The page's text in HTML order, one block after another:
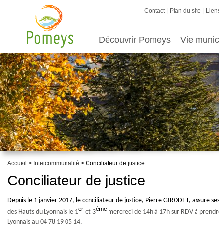
Contact Plan du site
Découvrir Pomeys Vie
Accueil > Intercommunalité > Conciliateur de justice
Conciliateur de justice
Depuis le 1 janvier 2017, le conciliateur de justice, Pierre GIRODET, assure
des Hauts du Lyonnais le 1er et 3ème mercredi de 14h à 17h sur RDV à
Lyonnais au 04 78 19 05 14.